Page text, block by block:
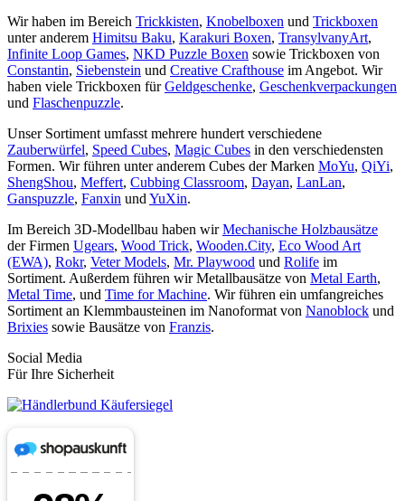
Wir haben im Bereich Trickkisten, Knobelboxen und Trickboxen
unter anderem Himitsu Baku, Karakuri Boxen, TransylvanyArt,
Infinite Loop Games, NKD Puzzle Boxen sowie Trickboxen von
Constantin, Siebenstein und Creative Crafthouse im Angebot. Wir
haben viele Trickboxen fürGeldgeschenke, Geschenkverpackungen
und Flaschenpuzzle.
Unser Sortiment umfasst mehrere hundert verschiedene
Zauberwürfel, Speed Cubes, Magic Cubes in den verschiedensten
Formen. Wir führen unter anderem Cubes der Marken MoYu, QiYi,
ShengShou, Meffert, Cubbing Classroom, Dayan, LanLan,
Ganspuzzle, Fanxin und YuXin.
Im Bereich 3D-Modellbau haben wirMechanische Holzbausätze
der Firmen Ugears, Wood Trick, Wooden.City, Eco Wood Art
(EWA), Rokr, Veter Models, Mr. Playwood und Rolife im
Sortiment. Außerdem führen wir Metallbausätze von Metal Earth,
Metal Time, und Time for Machine. Wir führen ein umfangreiches
Sortiment an Klemmbausteinen im Nanoformat von Nanoblock und
Brixies sowie Bausätze von Franzis.
Social Media
Für Ihre Sicherheit